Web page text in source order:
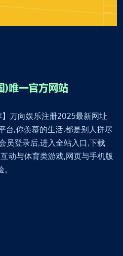
万向娱乐注册2025最新网址
台,你羡慕的生活,都是别人拼尽
员登录后,进入全站入口,下载
动与体育类游戏,网页与手机版